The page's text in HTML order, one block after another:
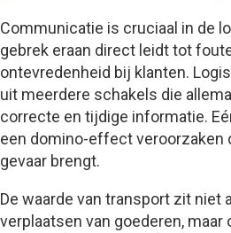
Communicatie is cruciaal in de
gebrek eraan direct leidt tot
ontevredenheid bij klanten.
uit meerdere schakels die
correcte en tijdige informatie.
een domino-effect veroorzaken
gevaar brengt.
De waarde van transport zit niet
verplaatsen van goederen, maar